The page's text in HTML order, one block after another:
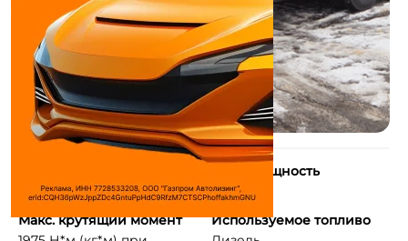
Макс. мощность
380 л.с.
Макс. крутящий момент
Используемое топливо